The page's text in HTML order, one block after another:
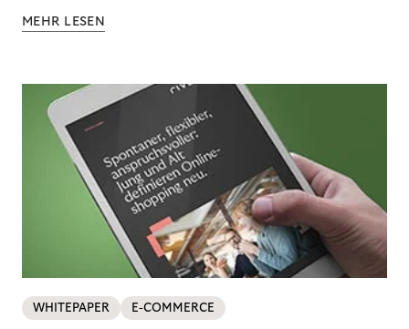
MEHR LESEN
WHITEPAPER E-COMMERCE